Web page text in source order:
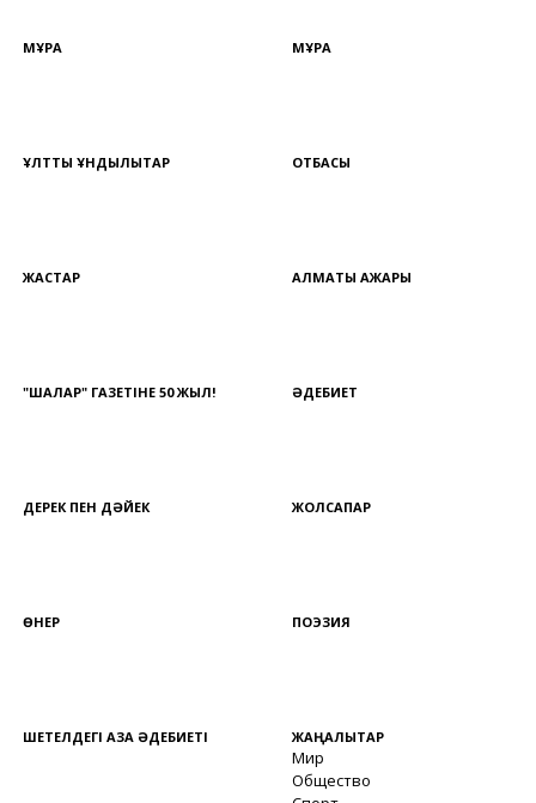
МҰРА МҰРА
ҰЛТТЫҚ ҚҰНДЫЛЫҚТАР ОТБАСЫ
ЖАСТАР АЛМАТЫ АЖАРЫ
"ШАЛҚАР" ГАЗЕТІНЕ 50 ЖЫЛ! ӘДЕБИЕТ
ДЕРЕК ПЕН ДӘЙЕК ЖОЛСАПАР
ӨНЕР ПОЭЗИЯ
ШЕТЕЛДЕГІ ҚАЗАҚ ӘДЕБИЕТІ ЖАҢАЛЫҚТАР
Мир
Общество